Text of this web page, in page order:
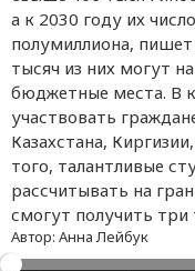
а к 2030 году их
полумиллиона,
тысяч из них могут
бюджетные места. В
участвовать
Казахстана,
того, талантливые
рассчитывать на
смогут получить три
Автор: Анна Лейбук